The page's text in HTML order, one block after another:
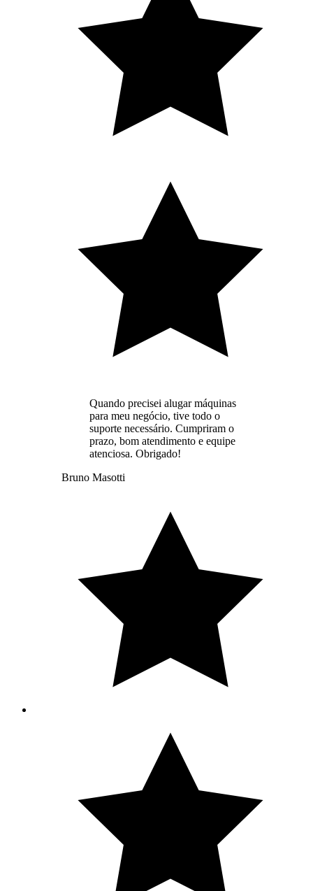
Quando precisei alugar máquinas
para meu negócio, tive todo o
suporte necessário. Cumpriram o
prazo, bom atendimento e equipe
atenciosa. Obrigado!
Bruno Masotti